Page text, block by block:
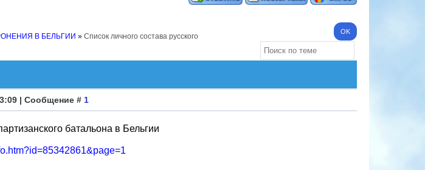
В БЕЛЬГИИ » Список личного состава русского
| Сообщение # 1
батальона в Бельгии